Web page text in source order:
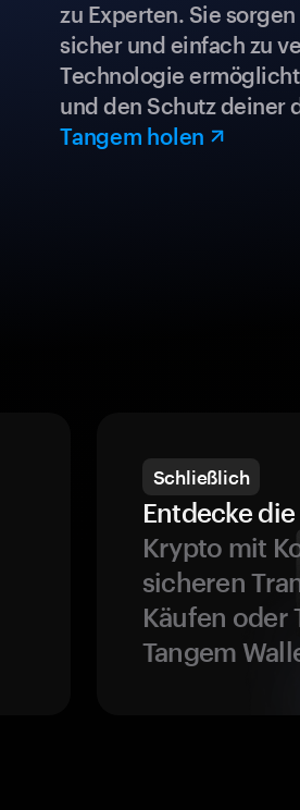
zu Experten. Sie
sicher und einfach zu
Technologie
und den Schutz deiner
Tangem holen
Schließlich
Entdecke
Krypto mit
sicheren
Käufen oder
Tangem